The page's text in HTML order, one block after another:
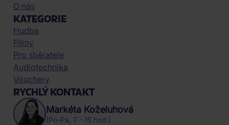
O nás
KATEGORIE
Hudba
Filmy
Pro sběratele
Audiotechnika
Vouchery
RYCHLÝ KONTAKT
Markéta Koželuhová
(Po-Pa, 7 - 15 hod.)